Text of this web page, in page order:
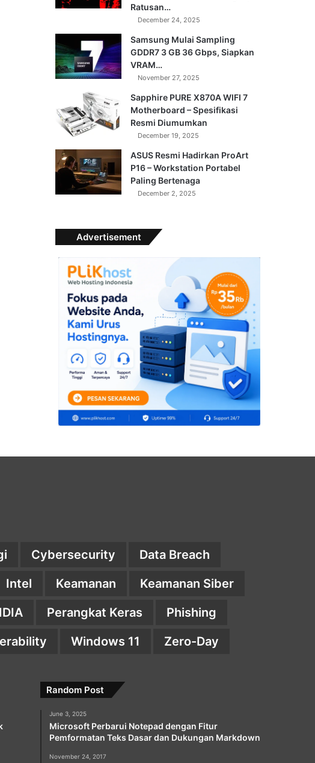
Ratusan…
December 24, 2025
Samsung Mulai Sampling
GDDR7 3 GB 36 Gbps, Siapkan
VRAM…
November 27, 2025
Sapphire PURE X870A WIFI 7
Motherboard – Spesifikasi
Resmi Diumumkan
December 19, 2025
ASUS Resmi Hadirkan ProArt
P16 – Workstation Portabel
Paling Bertenaga
December 2, 2025
Advertisement
Cybersecurity
Data Breach
Intel Keamanan
Keamanan Siber
Perangkat Keras
Phishing
Windows 11 Zero-Day
Random Post
June 3, 2025
Microsoft Perbarui Notepad dengan Fitur
Pemformatan Teks Dasar dan Dukungan Markdown
November 24, 2017